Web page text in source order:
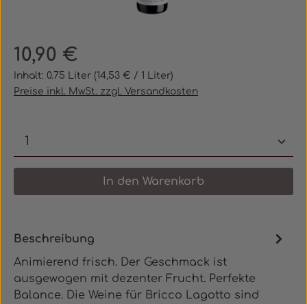
Regulärer Preis:
10,90 €
Inhalt: 0.75 Liter (14,53 € / 1 Liter)
Preise inkl. MwSt. zzgl. Versandkosten
Produkt Anzahl: Gib den
In den Warenkorb
Beschreibung
Animierend frisch. Der Geschmack ist
ausgewogen mit dezenter Frucht. Perfekte
Balance. Die Weine für Bricco Lagotto sind